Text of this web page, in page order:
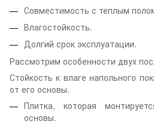
Совместимость с теплым
Влагостойкость.
Долгий срок эксплуатации.
Рассмотрим особенности двух
Стойкость к влаге напольного
от его основы.
Плитка, которая
основы.